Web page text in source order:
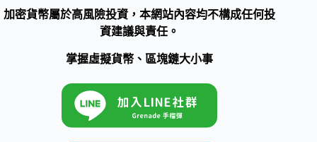
加密貨幣屬於高風險投資，本網站內容均不構成任何投
資建議與責任。
掌握虛擬貨幣、區塊鏈大小事